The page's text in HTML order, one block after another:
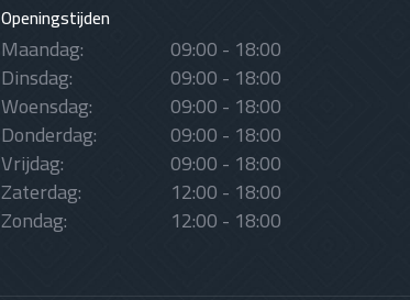
Openingstijden
Maandag: 09:00 - 18:00
Dinsdag: 09:00 - 18:00
Woensdag: 09:00 - 18:00
Donderdag: 09:00 - 18:00
Vrijdag: 09:00 - 18:00
Zaterdag: 12:00 - 18:00
Zondag: 12:00 - 18:00